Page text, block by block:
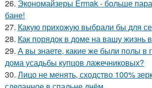
26. Экономайзеры Ermak - больше
бане!
27. Какую прихожую выбрали бы для
28. Как порядок в доме на вашу жизнь
29. А вы знаете, какие же были полы в
дома усадьбы купцов лажечниковых?
30. Лицо не менять, сходство 100%